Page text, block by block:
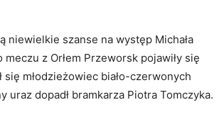
niewielkie szanse na występ Michała
z Orłem Przeworsk pojawiły się
młodzieżowiec biało-czerwonych
uraz dopadł bramkarza Piotra Tomczyka.